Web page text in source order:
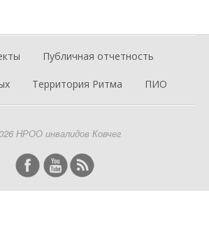
Публичная отчетность
Территория Ритма ПИО
НРОО инвалидов Ковчег